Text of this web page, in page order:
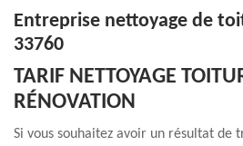
Entreprise nettoyage de
33760
TARIF NETTOYAGE
RÉNOVATION
Si vous souhaitez avoir un résultat de